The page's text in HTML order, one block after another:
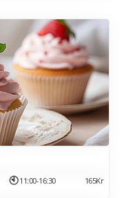
vid
eller
kl 11.30, 13.30
på en
barnlåtar
11:00-16:30 165Kr